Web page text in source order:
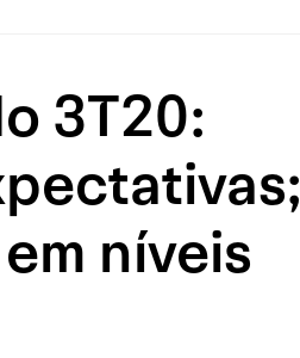
3T20:
níveis